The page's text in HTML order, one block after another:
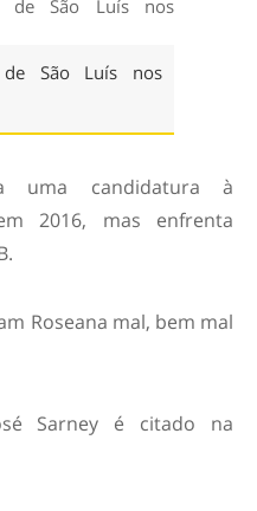
de São Luís nos
uma candidatura à
2016, mas enfrenta
Roseana mal, bem mal
Sarney é citado na